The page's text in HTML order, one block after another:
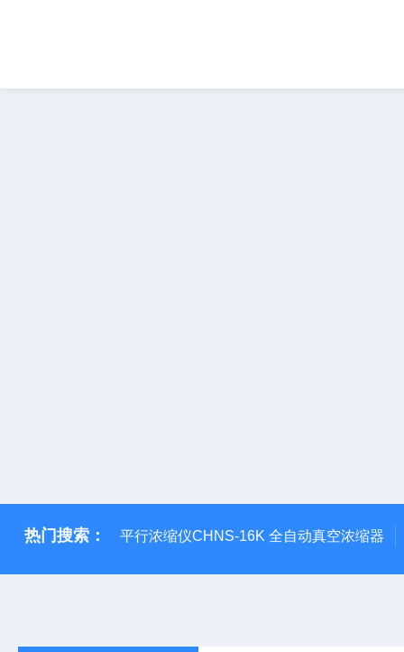
热门搜索： 平行浓缩仪CHNS-16K 全自动真空浓缩器